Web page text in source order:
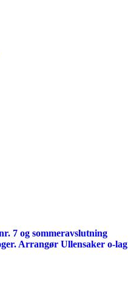
7 og sommeravslutning
Arrangør Ullensaker o-lag